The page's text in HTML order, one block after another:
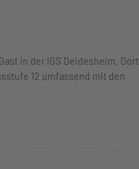
in der IGS Deidesheim. Dort
12 umfassend mit den